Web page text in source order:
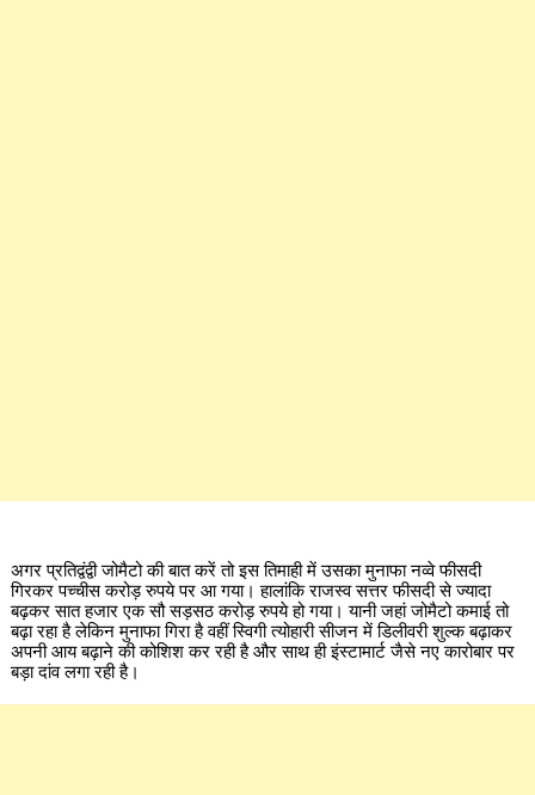
अगर प्रतिद्वंद्वी जोमैटो की बात करें तो इस तिमाही में उसका मुनाफा नव्वे फीसदी
गिरकर पच्चीस करोड़ रुपये पर आ गया। हालांकि राजस्व सत्तर फीसदी से ज्यादा
बढ़कर सात हजार एक सौ सड़सठ करोड़ रुपये हो गया। यानी जहां जोमैटो कमाई तो
बढ़ा रहा है लेकिन मुनाफा गिरा है वहीं स्विगी त्योहारी सीजन में डिलीवरी शुल्क बढ़ाकर
अपनी आय बढ़ाने की कोशिश कर रही है और साथ ही इंस्टामार्ट जैसे नए कारोबार पर
बड़ा दांव लगा रही है।